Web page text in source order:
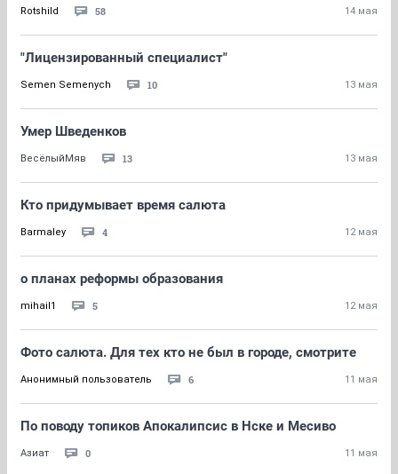
Rotshild 58 14 мая
"Лицензированный специалист"
Semen Semenych 10 13 мая
Умер Шведенков
ВесёлыйМяв 13 13 мая
Кто придумывает время салюта
Barmaley 4 12 мая
о планах реформы образования
mihail1 5 12 мая
Фото салюта. Для тех кто не был в городе, смотрите
Анонимный пользователь 6 11 мая
По поводу топиков Апокалипсис в Нске и Месиво
Азиат 0 11 мая